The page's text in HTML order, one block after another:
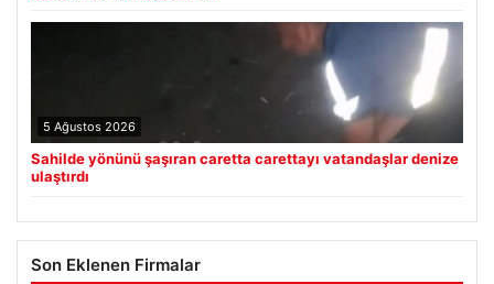
5 Ağustos 2026
Sahilde yönünü şaşıran caretta carettayı vatandaşlar denize
ulaştırdı
Son Eklenen Firmalar